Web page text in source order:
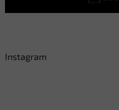
Instagram